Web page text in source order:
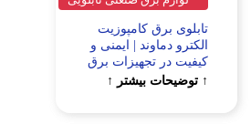
تابلوی برق کامپوزیت
الکترو دماوند | ایمنی و
کیفیت در تجهیزات برق
↑ توضیحات بیشتر ↑